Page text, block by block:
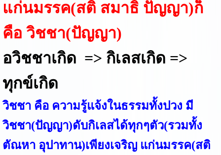
แก่นมรรค(สติ สมาธิ ปัญญา)ก็
คือ วิชชา(ปัญญา)
อวิชชาเกิด => กิเลสเกิด =>
ทุกข์เกิด
วิชชา คือ ความรู้แจ้งในธรรมทั้งปวง มี
วิชชา(ปัญญา)ดับกิเลสได้ทุกๆตัว(รวมทั้ง
ตัณหา อุปาทาน)เพียงเจริญ แก่นมรรค(สติ